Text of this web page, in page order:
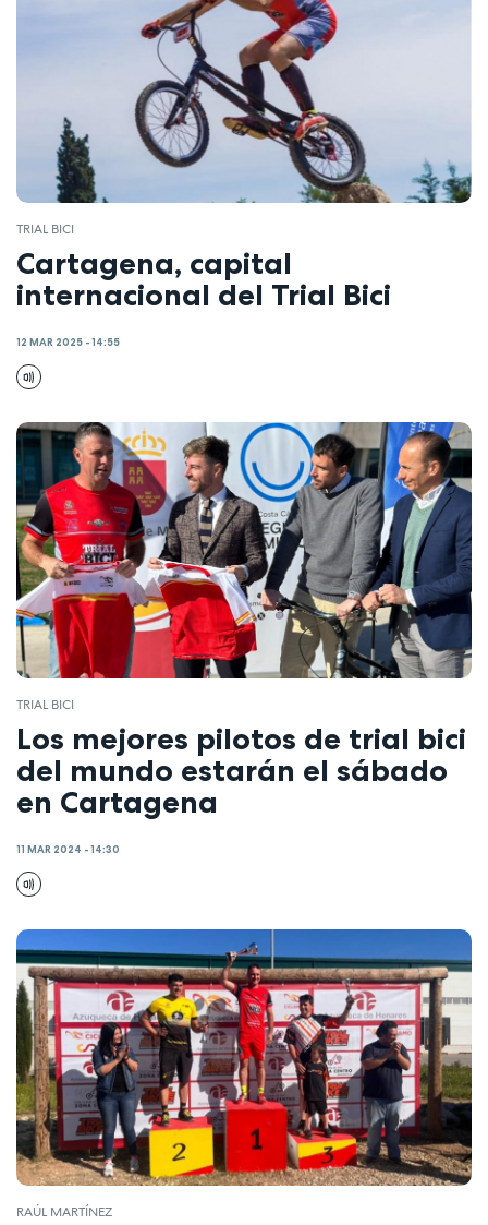
TRIAL BICI
Cartagena, capital
internacional del Trial Bici
12 MAR 2025 - 14:55
TRIAL BICI
Los mejores pilotos de trial bici
del mundo estarán el sábado
en Cartagena
11 MAR 2024 - 14:30
RAÚL MARTÍNEZ